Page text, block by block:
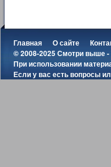
Главная О сайте
© 2008-2025 Смотри выше -
При использовании
Если у вас есть вопросы